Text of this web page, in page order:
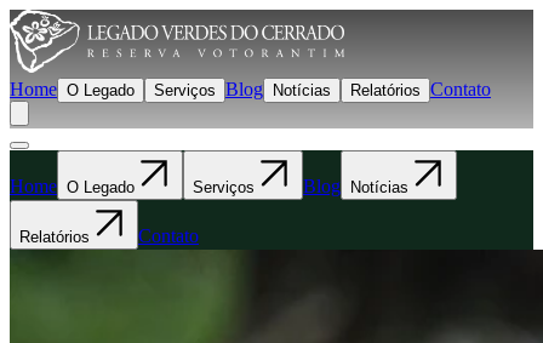
Home O Legado Serviços Blog Notícias Relatórios Contato
Home O Legado Serviços Blog Notícias
Relatórios Contato